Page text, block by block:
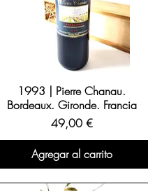
1993 | Pierre Chanau.
Bordeaux. Gironde. Francia
Precio
49,00 €
Agregar al carrito